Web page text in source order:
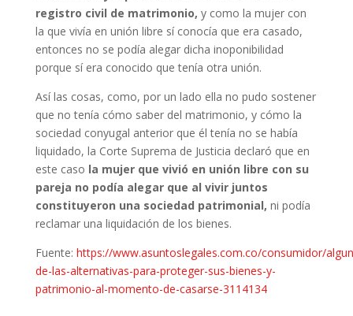
registro civil de matrimonio, y como la mujer con
la que vivía en unión libre sí conocía que era casado,
entonces no se podía alegar dicha inoponibilidad
porque sí era conocido que tenía otra unión.
Así las cosas, como, por un lado ella no pudo sostener
que no tenía cómo saber del matrimonio, y cómo la
sociedad conyugal anterior que él tenía no se había
liquidado, la Corte Suprema de Justicia declaró que en
este caso la mujer que vivió en unión libre con su
pareja no podía alegar que al vivir juntos
constituyeron una sociedad patrimonial, ni podía
reclamar una liquidación de los bienes.
Fuente: https://www.asuntoslegales.com.co/consumidor/
de-las-alternativas-para-proteger-sus-bienes-y-
patrimonio-al-momento-de-casarse-3114134